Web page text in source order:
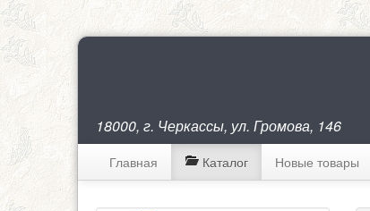
18000, г. Черкассы, ул. Громова, 146
Главная Каталог Новые товары